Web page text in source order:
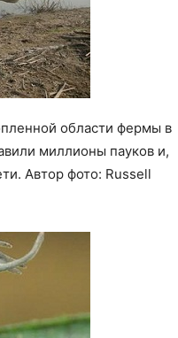
области фермы в
миллионы пауков и,
Автор фото: Russell